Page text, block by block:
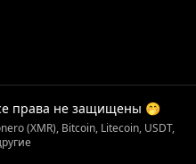
права не защищены 🤭
(XMR), Bitcoin, Litecoin, USDT,